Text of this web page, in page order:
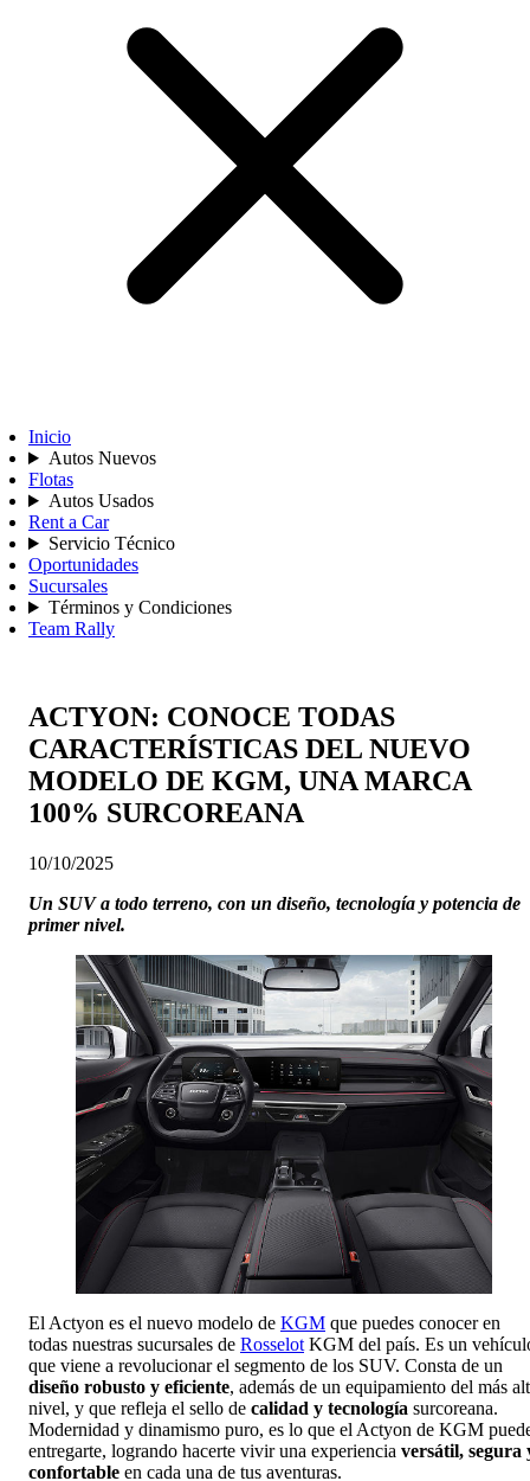
Inicio
Autos Nuevos
Flotas
Autos Usados
Rent a Car
Servicio Técnico
Oportunidades
Sucursales
Términos y Condiciones
Team Rally
ACTYON: CONOCE TODAS
CARACTERÍSTICAS DEL NUEVO
MODELO DE KGM, UNA MARCA
100% SURCOREANA
10/10/2025
Un SUV a todo terreno, con un diseño, tecnología y potencia de
primer nivel.
El Actyon es el nuevo modelo de KGM que puedes conocer en
todas nuestras sucursales de Rosselot KGM del país. Es un
que viene a revolucionar el segmento de los SUV. Consta de un
diseño robusto y eficiente, además de un equipamiento del más
nivel, y que refleja el sello de calidad y tecnología surcoreana.
Modernidad y dinamismo puro, es lo que el Actyon de KGM
entregarte, logrando hacerte vivir una experiencia versátil, segura
confortable en cada una de tus aventuras.